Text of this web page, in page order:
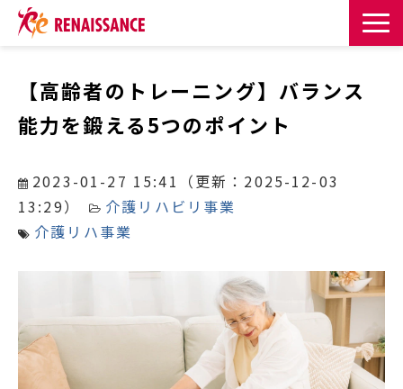
課題・目的からサービスを探す
導入事例
お知らせ
お役立ち記事一覧
お役立ち資料
イベント・セミナー
【高齢者のトレーニング】バランス
能力を鍛える5つのポイント
2023-01-27 15:41 （更新： 2025-12-03
13:29）
介護リハビリ事業
介護リハ事業